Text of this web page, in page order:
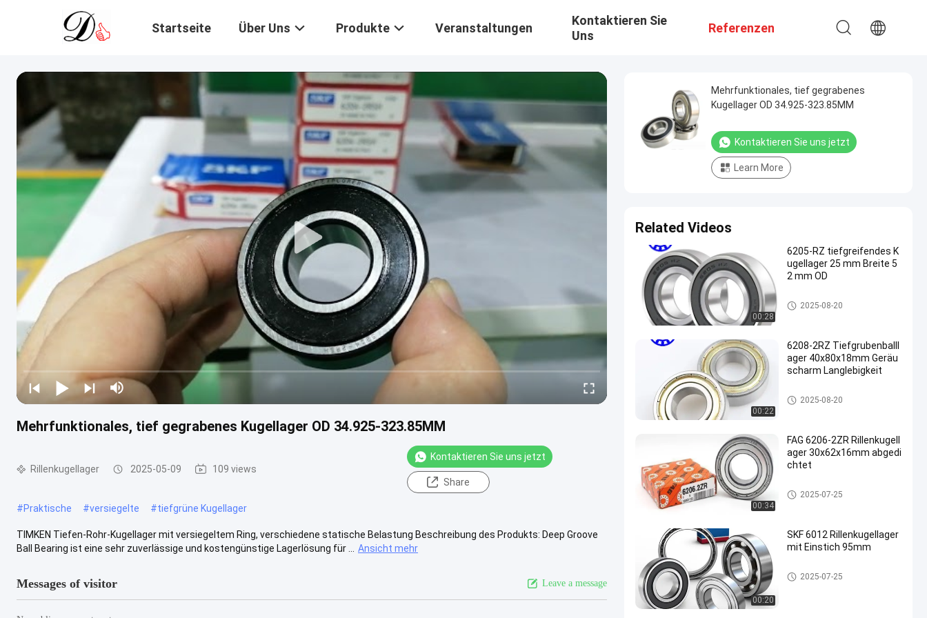
Startseite Über Uns Produkte Veranstaltungen
Kontaktieren Sie
Uns
Referenzen
Mehrfunktionales, tief gegrabenes Kugellager OD 34.925-323.85MM
Rillenkugellager 2025-05-09 109 views
Kontaktieren Sie uns jetzt
Share
#Praktische #versiegelte #tiefgrüne Kugellager
TIMKEN Tiefen-Rohr-Kugellager mit versiegeltem Ring, verschiedene statische Belastung Beschreibung des Produkts: Deep Groove
Ball Bearing ist eine sehr zuverlässige und kostengünstige Lagerlösung für ...
Ansicht mehr
Messages of visitor Leave a message
Mehrfunktionales, tief gegrabenes
Kugellager OD 34.925-323.85MM
Kontaktieren Sie uns jetzt
Learn More
Related Videos
00:28
6205-RZ tiefgreifendes K
ugellager 25 mm Breite 5
2 mm OD
Rillenkugellager
2025-08-20
00:22
6208-2RZ Tiefgrubenballl
ager 40x80x18mm Geräu
scharm Langlebigkeit
Rillenkugellager
2025-08-20
00:34
FAG 6206-2ZR Rillenkugell
ager 30x62x16mm abgedi
chtet
Rillenkugellager
2025-07-25
00:20
SKF 6012 Rillenkugellager
mit Einstich 95mm
Rillenkugellager
2025-07-25